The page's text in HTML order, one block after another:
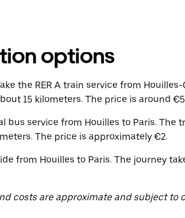
options
the RER A train service from
15 kilometers. The price is around
bus service from Houilles to Paris.
The price is approximately €2.
from Houilles to Paris. The journey
costs are approximate and subject